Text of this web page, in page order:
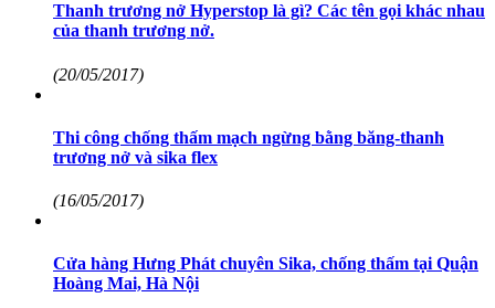
Thanh trương nở Hyperstop là gì? Các tên gọi khác nhau
của thanh trương nở.
(20/05/2017)
Thi công chống thấm mạch ngừng bằng băng-thanh
trương nở và sika flex
(16/05/2017)
Cửa hàng Hưng Phát chuyên Sika, chống thấm tại Quận
Hoàng Mai, Hà Nội